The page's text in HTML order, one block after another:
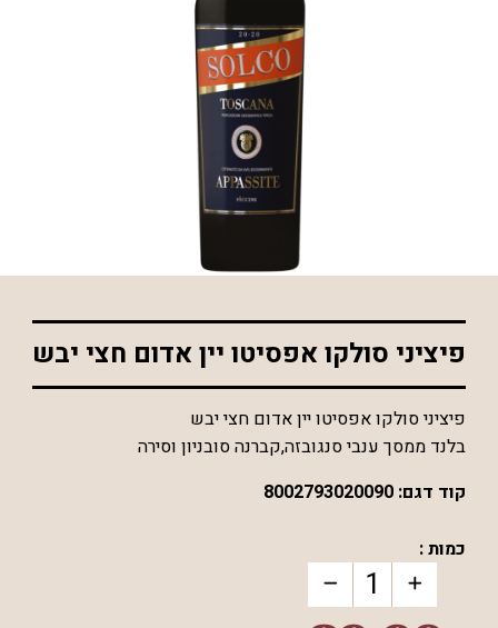
פיציני סולקו אפסיטו יין אדום חצי יבש
פיציני סולקו אפסיטו יין אדום חצי יבש
בלנד ממסך ענבי סנגובזה,קברנה סובניון וסירה
קוד דגם: 8002793020090
כמות :